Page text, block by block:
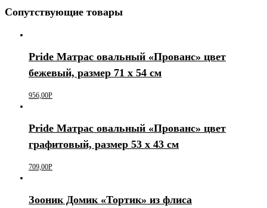
Сопутствующие товары
Pride Матрас овальный «Прованс» цвет
бежевый, размер 71 х 54 см
956,00Р
Pride Матрас овальный «Прованс» цвет
графитовый, размер 53 х 43 см
709,00Р
Зооник Домик «Тортик» из флиса